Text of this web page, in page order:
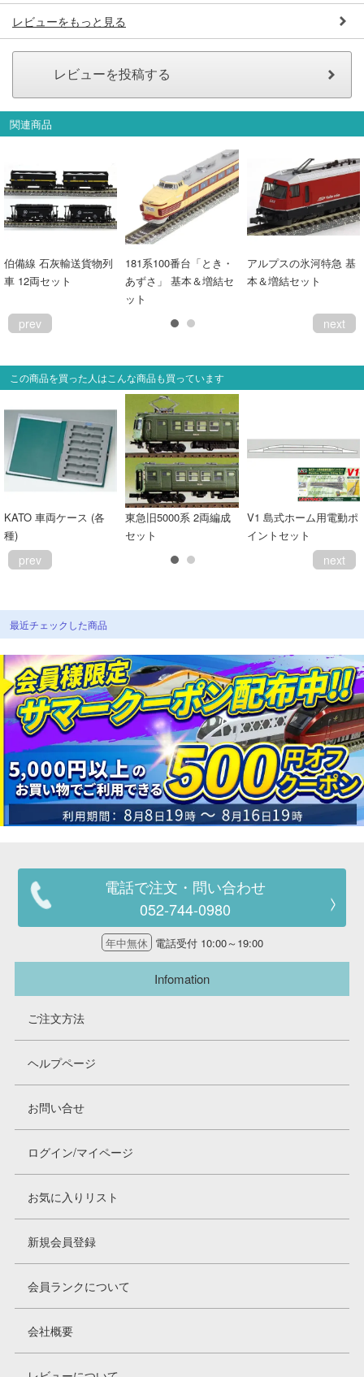
レビューをもっと見る
関連商品
伯備線 石灰輸送貨物列
車 12両セット
181系100番台「とき・
あずさ」 基本＆増結セ
ット
アルプスの氷河特急 基
本＆増結セット
prev next
この商品を買った人はこんな商品も買っています
KATO 車両ケース (各
種)
東急旧5000系 2両編成
セット
V1 島式ホーム用電動ポ
イントセット
prev next
最近チェックした商品
電話で注文・問い合わせ
052-744-0980
年中無休 電話受付 10:00～19:00
Infomation
ご注文方法
ヘルプページ
お問い合せ
ログイン/マイページ
お気に入りリスト
新規会員登録
会員ランクについて
会社概要